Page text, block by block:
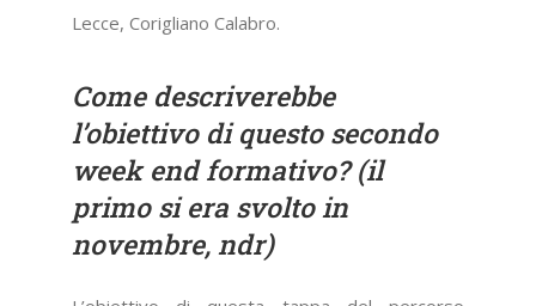
Lecce, Corigliano Calabro.
Come descriverebbe
l’obiettivo di questo secondo
week end formativo? (il
primo si era svolto in
novembre, ndr)